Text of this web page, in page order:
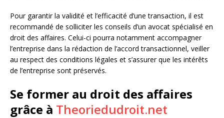
Pour garantir la validité et l’efficacité d’une transaction, il est
recommandé de solliciter les conseils d’un avocat spécialisé en
droit des affaires. Celui-ci pourra notamment accompagner
l’entreprise dans la rédaction de l’accord transactionnel, veiller
au respect des conditions légales et s’assurer que les intérêts
de l’entreprise sont préservés.
Se former au droit des affaires
grâce à Theoriedudroit.net